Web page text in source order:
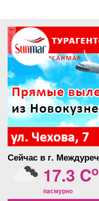
реклама
Сейчас в г.
17.3 Co
пасмурно